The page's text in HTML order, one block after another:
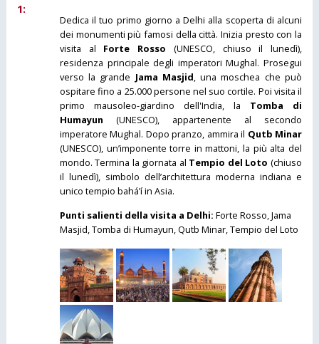
1:
Dedica il tuo primo giorno a Delhi alla scoperta di alcuni
dei monumenti più famosi della città. Inizia presto con la
visita al Forte Rosso (UNESCO, chiuso il lunedì),
residenza principale degli imperatori Mughal. Prosegui
verso la grande Jama Masjid, una moschea che può
ospitare fino a 25.000 persone nel suo cortile. Poi visita il
primo mausoleo-giardino dell'India, la Tomba di
Humayun (UNESCO), appartenente al secondo
imperatore Mughal. Dopo pranzo, ammira il Qutb Minar
(UNESCO), un’imponente torre in mattoni, la più alta del
mondo. Termina la giornata al Tempio del Loto (chiuso
il lunedì), simbolo dell’architettura moderna indiana e
unico tempio bahá’í in Asia.
Punti salienti della visita a Delhi: Forte Rosso, Jama
Masjid, Tomba di Humayun, Qutb Minar, Tempio del Loto